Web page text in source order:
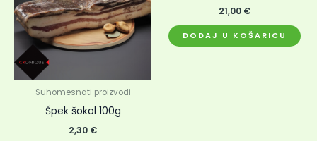
Suhomesnati proizvodi
Špek šokol 100g
2,30 €
21,00 €
DODAJ U KOŠARICU